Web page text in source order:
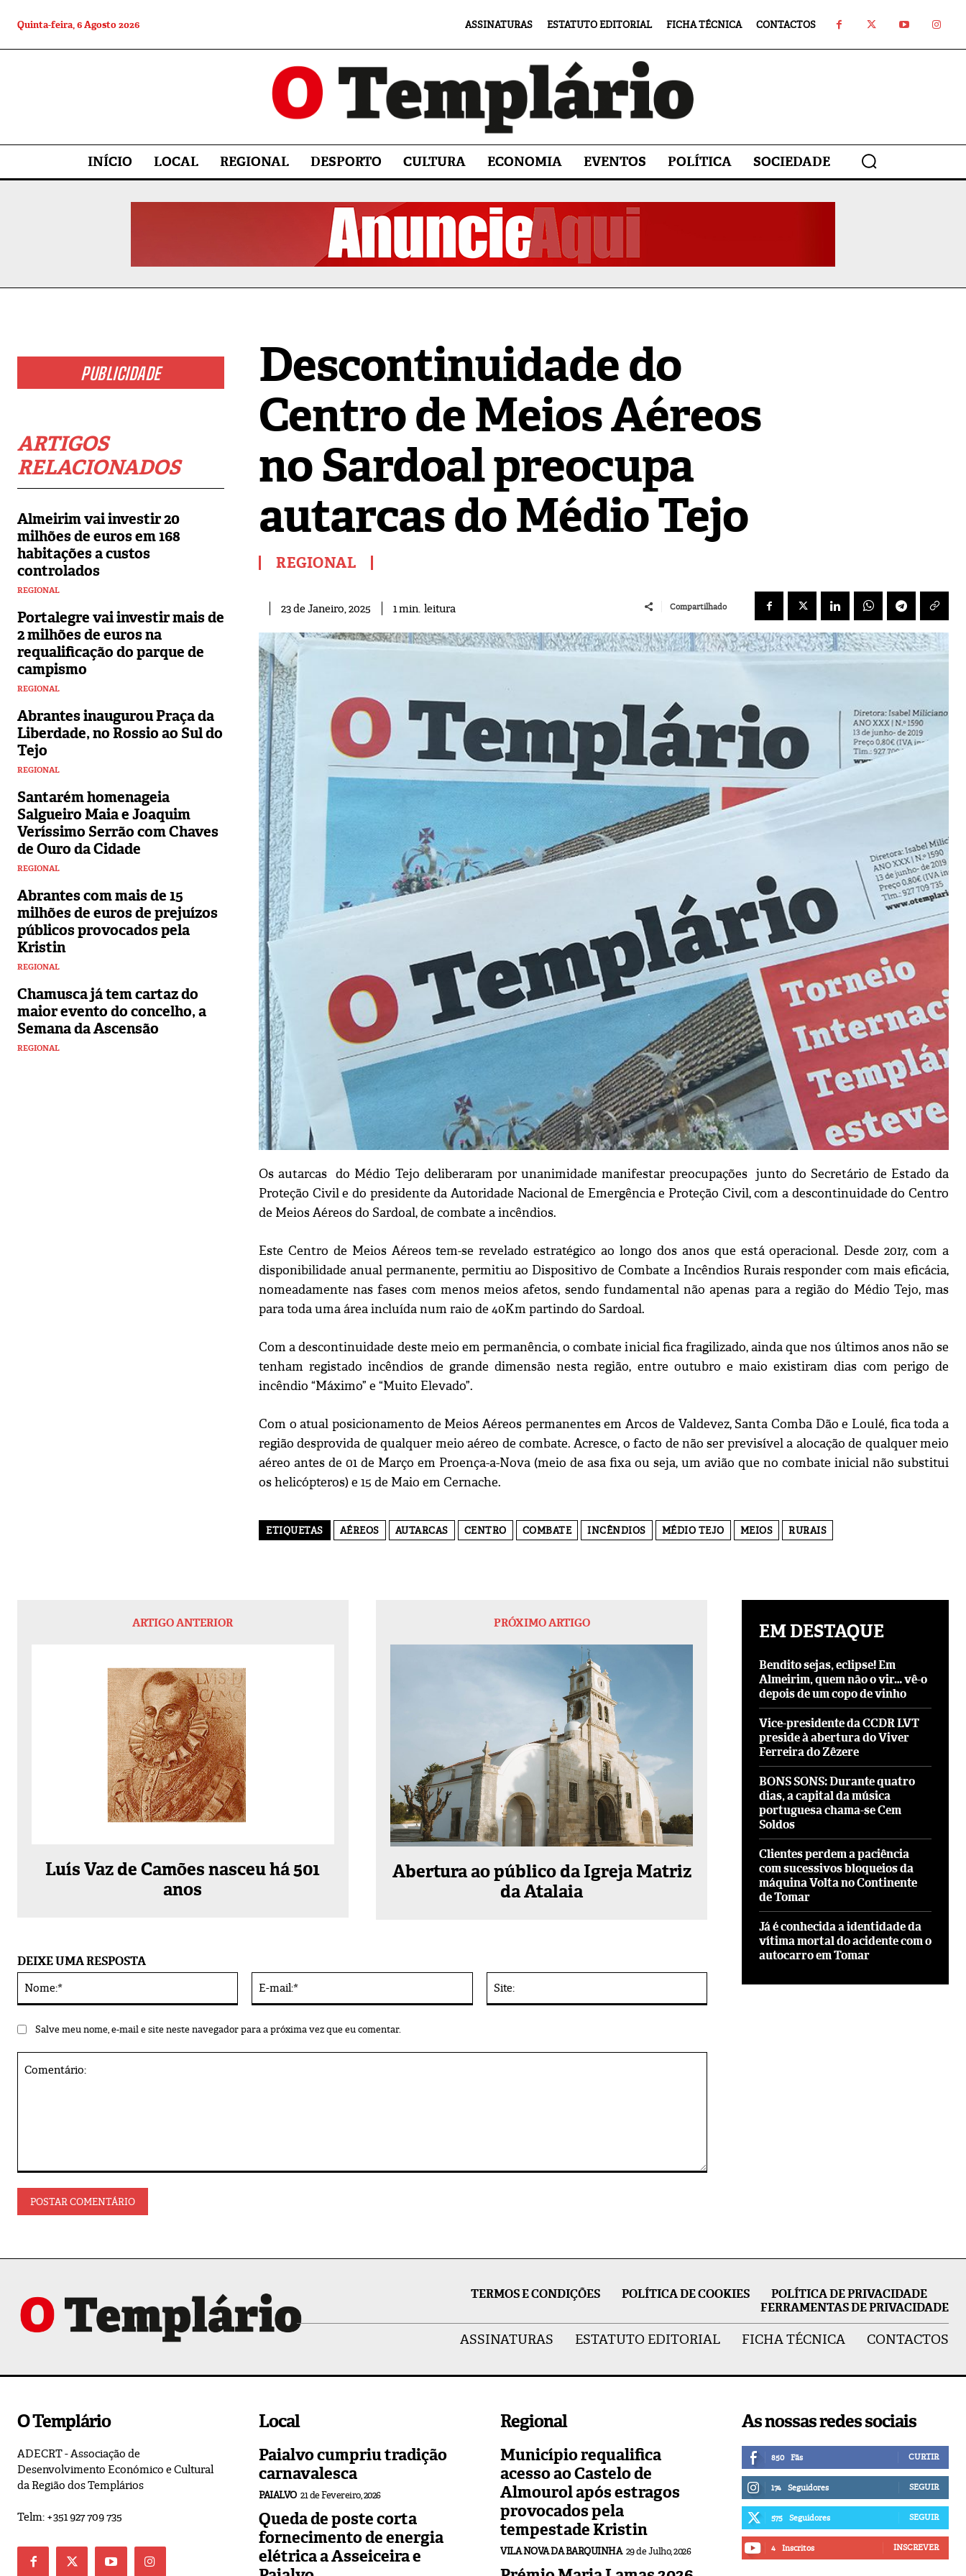
Quinta-feira, 6 Agosto 2026 ASSINATURAS ESTATUTO EDITORIAL FICHA TÉCNICA CONTACTOS
INÍCIO LOCAL REGIONAL DESPORTO CULTURA ECONOMIA EVENTOS POLÍTICA SOCIEDADE
PUBLICIDADE
ARTIGOS
RELACIONADOS
Almeirim vai investir 20
milhões de euros em 168
habitações a custos
controlados
REGIONAL
Portalegre vai investir mais de
2 milhões de euros na
requalificação do parque de
campismo
REGIONAL
Abrantes inaugurou Praça da
Liberdade, no Rossio ao Sul do
Tejo
REGIONAL
Santarém homenageia
Salgueiro Maia e Joaquim
Veríssimo Serrão com Chaves
de Ouro da Cidade
REGIONAL
Abrantes com mais de 15
milhões de euros de prejuízos
públicos provocados pela
Kristin
REGIONAL
Chamusca já tem cartaz do
maior evento do concelho, a
Semana da Ascensão
REGIONAL
Descontinuidade do
Centro de Meios Aéreos
no Sardoal preocupa
autarcas do Médio Tejo
REGIONAL
23 de Janeiro, 2025 1min. leitura Compartilhado
Os autarcas do Médio Tejo deliberaram por unanimidade manifestar preocupações junto do Secretário de Estado da
Proteção Civil e do presidente da Autoridade Nacional de Emergência e Proteção Civil, com a descontinuidade do Centro
de Meios Aéreos do Sardoal, de combate a incêndios.
Este Centro de Meios Aéreos tem-se revelado estratégico ao longo dos anos que está operacional. Desde 2017, com a
disponibilidade anual permanente, permitiu ao Dispositivo de Combate a Incêndios Rurais responder com mais eficácia,
nomeadamente nas fases com menos meios afetos, sendo fundamental não apenas para a região do Médio Tejo, mas
para toda uma área incluída num raio de 40Km partindo do Sardoal.
Com a descontinuidade deste meio em permanência, o combate inicial fica fragilizado, ainda que nos últimos anos não se
tenham registado incêndios de grande dimensão nesta região, entre outubro e maio existiram dias com perigo de
incêndio “Máximo” e “Muito Elevado”.
Com o atual posicionamento de Meios Aéreos permanentes em Arcos de Valdevez, Santa Comba Dão e Loulé, fica toda a
região desprovida de qualquer meio aéreo de combate. Acresce, o facto de não ser previsível a alocação de qualquer meio
aéreo antes de 01 de Março em Proença-a-Nova (meio de asa fixa ou seja, um avião que no combate inicial não substitui
os helicópteros) e 15 de Maio em Cernache.
ETIQUETAS AÉREOS AUTARCAS CENTRO COMBATE INCÊNDIOS MÉDIO TEJO MEIOS RURAIS
ARTIGO ANTERIOR
Luís Vaz de Camões nasceu há 501
anos
PRÓXIMO ARTIGO
Abertura ao público da Igreja Matriz
da Atalaia
DEIXE UMA RESPOSTA
mail:*
Salve meu nome, e-mail e site neste navegador para a próxima vez que eu comentar.
EM DESTAQUE
Bendito sejas, eclipse! Em
Almeirim, quem não o vir… vê-o
depois de um copo de vinho
Vice-presidente da CCDR LVT
preside à abertura do Viver
Ferreira do Zêzere
BONS SONS: Durante quatro
dias, a capital da música
portuguesa chama-se Cem
Soldos
Clientes perdem a paciência
com sucessivos bloqueios da
máquina Volta no Continente
de Tomar
Já é conhecida a identidade da
vítima mortal do acidente com o
autocarro em Tomar
TERMOS E CONDIÇÕES POLÍTICA DE COOKIES
POLÍTICA DE PRIVACIDADE
FERRAMENTAS DE PRIVACIDADE
ASSINATURAS ESTATUTO EDITORIAL FICHA TÉCNICA CONTACTOS
O Templário
ADECRT - Associação de
Desenvolvimento Económico e Cultural
da Região dos Templários
Telm: +351 927 709 735
Local
Paialvo cumpriu tradição
carnavalesca
PAIALVO 21 de Fevereiro, 2026
Queda de poste corta
fornecimento de energia
elétrica a Asseiceira e
Regional
Município requalifica
acesso ao Castelo de
Almourol após estragos
provocados pela
tempestade Kristin
VILA NOVA DA BARQUINHA 29 de Julho, 2026
As nossas redes sociais
850 Fãs CURTIR
174 Seguidores SEGUIR
575 Seguidores SEGUIR
4 Inscritos INSCREVER